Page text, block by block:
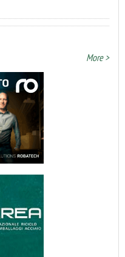
2026 di FTA Europe
More >